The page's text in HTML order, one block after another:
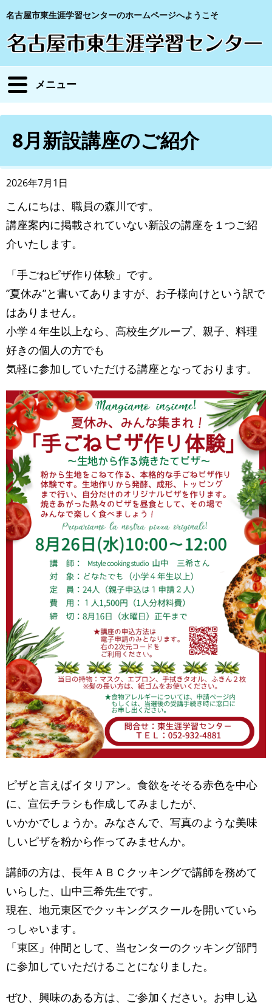
名古屋市東生涯学習センターのホームページへようこそ
メニュー
8月新設講座のご紹介
2026年7月1日
こんにちは、職員の森川です。
講座案内に掲載されていない新設の講座を１つご紹
介いたします。
「手ごねピザ作り体験」です。
”夏休み”と書いてありますが、お子様向けという訳で
はありません。
小学４年生以上なら、高校生グループ、親子、料理
好きの個人の方でも
気軽に参加していただける講座となっております。
ピザと言えばイタリアン。食欲をそそる赤色を中心
に、宣伝チラシも作成してみましたが、
いかかでしょうか。みなさんで、写真のような美味
しいピザを粉から作ってみませんか。
講師の方は、長年ＡＢＣクッキングで講師を務めて
いらした、山中三希先生です。
現在、地元東区でクッキングスクールを開いていら
っしゃいます。
「東区」仲間として、当センターのクッキング部門
に参加していただけることになりました。
ぜひ、興味のある方は、ご参加ください。お申し込